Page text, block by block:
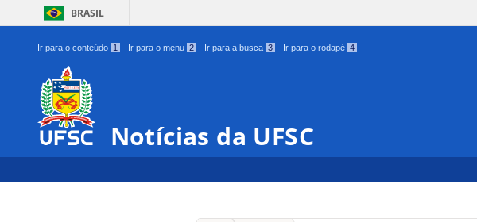
BRASIL
Ir para o conteúdo 1 Ir para o menu 2 Ir para a busca 3 Ir para o rodapé 4
Notícias da UFSC